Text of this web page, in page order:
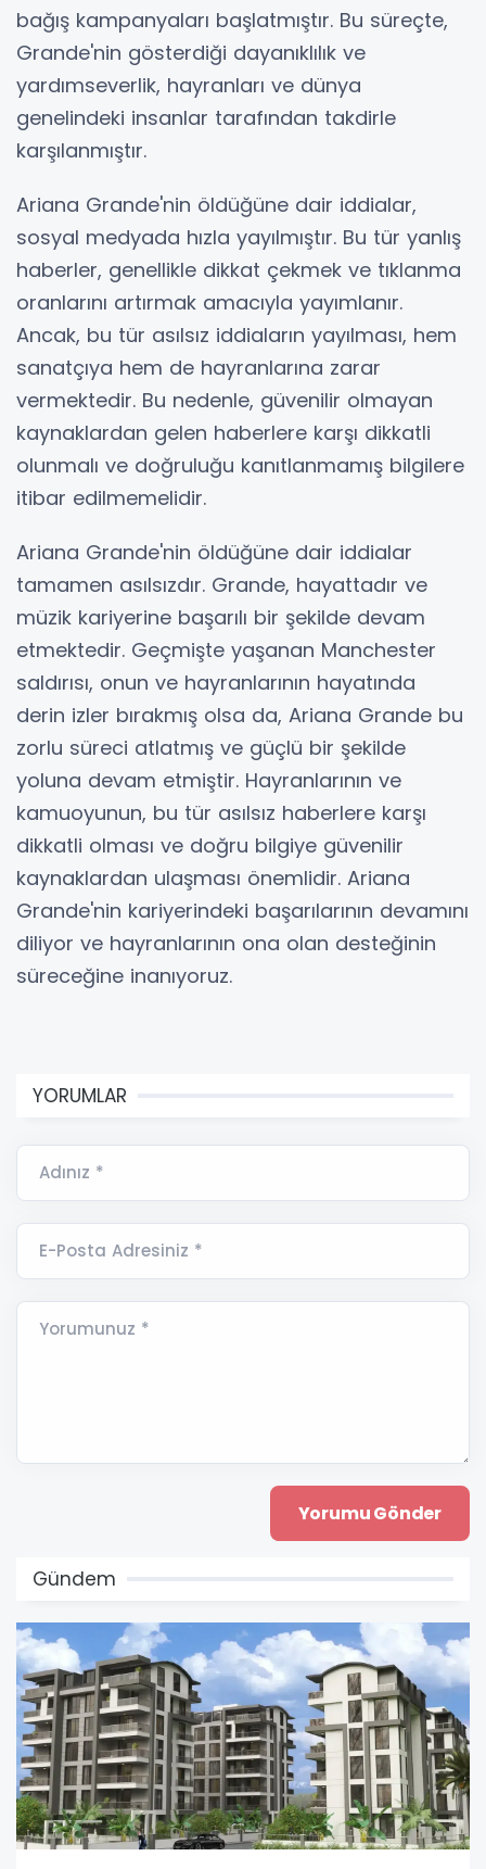
bağış kampanyaları başlatmıştır. Bu süreçte,
Grande'nin gösterdiği dayanıklılık ve
yardımseverlik, hayranları ve dünya
genelindeki insanlar tarafından takdirle
karşılanmıştır.
Ariana Grande'nin öldüğüne dair iddialar,
sosyal medyada hızla yayılmıştır. Bu tür yanlış
haberler, genellikle dikkat çekmek ve tıklanma
oranlarını artırmak amacıyla yayımlanır.
Ancak, bu tür asılsız iddiaların yayılması, hem
sanatçıya hem de hayranlarına zarar
vermektedir. Bu nedenle, güvenilir olmayan
kaynaklardan gelen haberlere karşı dikkatli
olunmalı ve doğruluğu kanıtlanmamış bilgilere
itibar edilmemelidir.
Ariana Grande'nin öldüğüne dair iddialar
tamamen asılsızdır. Grande, hayattadır ve
müzik kariyerine başarılı bir şekilde devam
etmektedir. Geçmişte yaşanan Manchester
saldırısı, onun ve hayranlarının hayatında
derin izler bırakmış olsa da, Ariana Grande bu
zorlu süreci atlatmış ve güçlü bir şekilde
yoluna devam etmiştir. Hayranlarının ve
kamuoyunun, bu tür asılsız haberlere karşı
dikkatli olması ve doğru bilgiye güvenilir
kaynaklardan ulaşması önemlidir. Ariana
Grande'nin kariyerindeki başarılarının devamını
diliyor ve hayranlarının ona olan desteğinin
süreceğine inanıyoruz.
YORUMLAR
Adınız *
E-Posta Adresiniz *
Yorumunuz *
Gündem